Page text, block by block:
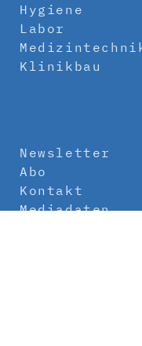
Hygiene
Labor
Klinikbau
Newsletter
Abo
Kontakt
Mediadaten